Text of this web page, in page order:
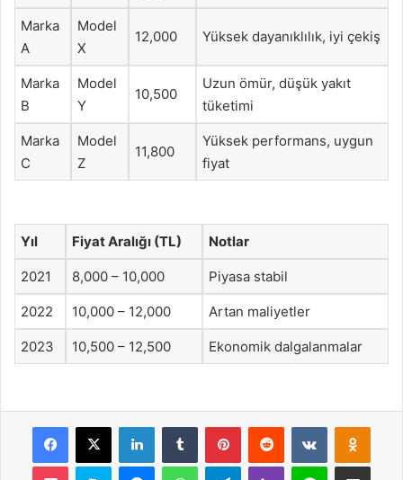
Marka
A
Model
X
12,000 Yüksek dayanıklılık, iyi çekiş
Marka
B
Model
Y
10,500
Uzun ömür, düşük yakıt
tüketimi
Marka
C
Model
Z
11,800
Yüksek performans, uygun
fiyat
Yıl Fiyat Aralığı (TL) Notlar
2021 8,000 – 10,000 Piyasa stabil
2022 10,000 – 12,000 Artan maliyetler
2023 10,500 – 12,500 Ekonomik dalgalanmalar
Facebook
X LinkedInTumblr PinterestReddit VKontakte
Pocket Skype MessengerWhatsAppTelegramViber Line E-Posta ile